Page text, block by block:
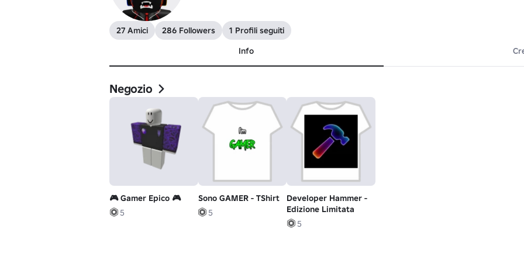
27 Amici 286 Followers
1 Profili seguiti
Info
Negozio
🎮 Gamer Epico 🎮
5
Sono GAMER - TShirt
5
Developer Hammer -
Edizione Limitata
5